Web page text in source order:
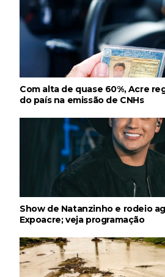
Com alta de quase 60%, Acre
do país na emissão de CNHs
Show de Natanzinho e rodeio
Expoacre; veja programação